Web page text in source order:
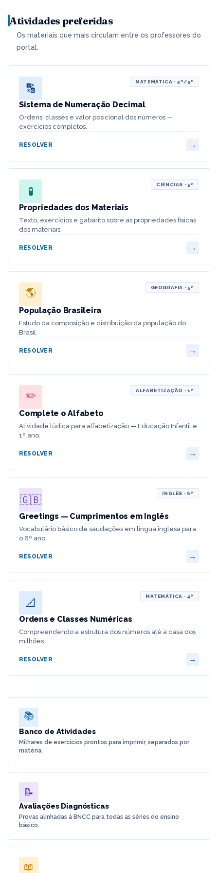
Atividades preferidas
Os materiais que mais circulam entre os professores do
portal.
🔢
MATEMÁTICA · 4º/5º
Sistema de Numeração Decimal
Ordens, classes e valor posicional dos números —
exercícios completos.
RESOLVER →
🧪
CIÊNCIAS · 5º
Propriedades dos Materiais
Texto, exercícios e gabarito sobre as propriedades físicas
dos materiais.
RESOLVER →
🌎 GEOGRAFIA · 5º
População Brasileira
Estudo da composição e distribuição da população do
Brasil.
RESOLVER →
✏️ ALFABETIZAÇÃO · 1º
Complete o Alfabeto
Atividade lúdica para alfabetização — Educação Infantil e
1º ano.
RESOLVER →
🇬🇧
INGLÊS · 6º
Greetings — Cumprimentos em Inglês
Vocabulário básico de saudações em língua inglesa para
o 6º ano.
RESOLVER →
📐
MATEMÁTICA · 4º
Ordens e Classes Numéricas
Compreendendo a estrutura dos números até a casa dos
milhões.
RESOLVER →
📚
Banco de Atividades
Milhares de exercícios prontos para imprimir, separados por
matéria.
📝
Avaliações Diagnósticas
Provas alinhadas à BNCC para todas as séries do ensino
básico.
📖